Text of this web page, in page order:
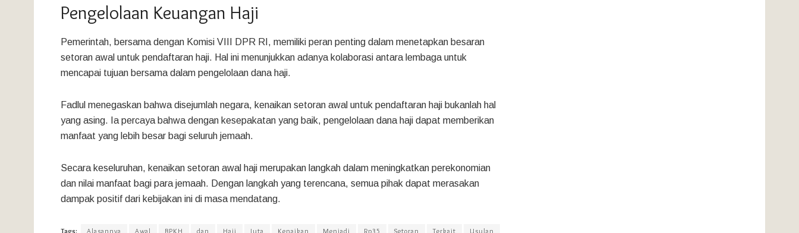
Pengelolaan Keuangan Haji
Pemerintah, bersama dengan Komisi VIII DPR RI, memiliki peran penting dalam menetapkan besaran
setoran awal untuk pendaftaran haji. Hal ini menunjukkan adanya kolaborasi antara lembaga untuk
mencapai tujuan bersama dalam pengelolaan dana haji.
Fadlul menegaskan bahwa disejumlah negara, kenaikan setoran awal untuk pendaftaran haji bukanlah hal
yang asing. Ia percaya bahwa dengan kesepakatan yang baik, pengelolaan dana haji dapat memberikan
manfaat yang lebih besar bagi seluruh jemaah.
Secara keseluruhan, kenaikan setoran awal haji merupakan langkah dalam meningkatkan perekonomian
dan nilai manfaat bagi para jemaah. Dengan langkah yang terencana, semua pihak dapat merasakan
dampak positif dari kebijakan ini di masa mendatang.
Tags: Alasannya Awal BPKH dan Haji Juta Kenaikan Menjadi Rp35 Setoran Terkait Usulan